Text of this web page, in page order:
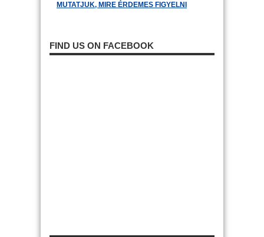
MUTATJUK, MIRE ÉRDEMES FIGYELNI
FIND US ON FACEBOOK